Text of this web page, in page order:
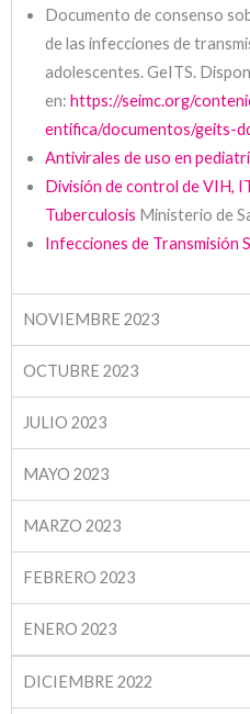
Documento de consenso
de las infecciones de
adolescentes. GeITS.
en: https://seimc.org/
entifica/documentos/geits-
Antivirales de uso en
División de control de VIH,
Tuberculosis Ministerio de
Infecciones de Transmisión
NOVIEMBRE 2023
OCTUBRE 2023
JULIO 2023
MAYO 2023
MARZO 2023
FEBRERO 2023
ENERO 2023
DICIEMBRE 2022